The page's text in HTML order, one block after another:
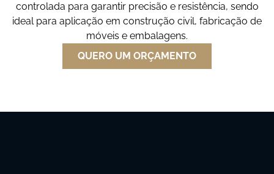
controlada para garantir precisão e resistência, sendo
ideal para aplicação em construção civil, fabricação de
móveis e embalagens.
QUERO UM ORÇAMENTO